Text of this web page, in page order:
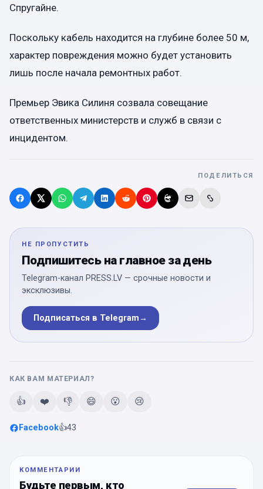
Спругайне.
Поскольку кабель находится на глубине более 50 м,
характер повреждения можно будет установить
лишь после начала ремонтных работ.
Премьер Эвика Силиня созвала совещание
ответственных министерств и служб в связи с
инцидентом.
ПОДЕЛИТЬСЯ
НЕ ПРОПУСТИТЬ
Подпишитесь на главное за день
Telegram-канал PRESS.LV — срочные новости и
эксклюзивы.
Подписаться в Telegram→
КАК ВАМ МАТЕРИАЛ?
👍 ❤️ 👎 😄 😮 😢
Facebook👍43
КОММЕНТАРИИ
Будьте первым, кто